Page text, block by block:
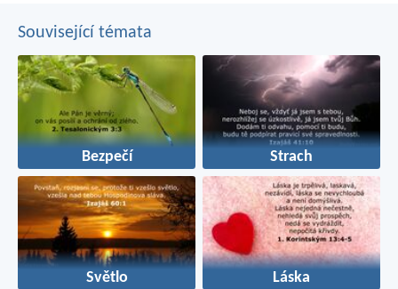
Související témata
Bezpečí Strach
Světlo Láska